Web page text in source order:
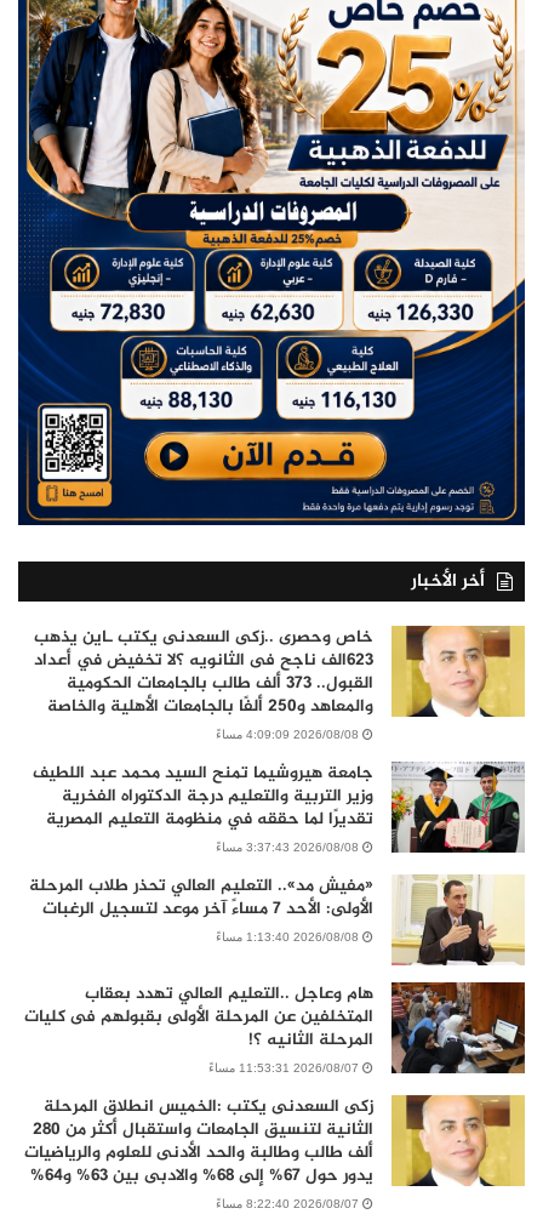
أخر الأخبار
خاص وحصرى ..زكى السعدنى يكتب ـاين يذهب
٦٢٣الف ناجح فى الثانويه ؟لا تخفيض في أعداد
القبول.. 373 ألف طالب بالجامعات الحكومية
والمعاهد و250 ألفًا بالجامعات الأهلية والخاصة
2026/08/08 4:09:09 مساءً
جامعة هيروشيما تمنح السيد محمد عبد اللطيف
وزير التربية والتعليم درجة الدكتوراه الفخرية
تقديرًا لما حققه في منظومة التعليم المصرية
2026/08/08 3:37:43 مساءً
«مفيش مد».. التعليم العالي تحذر طلاب المرحلة
الأولى: الأحد 7 مساءً آخر موعد لتسجيل الرغبات
2026/08/08 1:13:40 مساءً
هام وعاجل ..التعليم العالي تهدد بعقاب
المتخلفين عن المرحلة الأولى بقبولهم فى كليات
المرحلة الثانيه ؟!
2026/08/07 11:53:31 مساءً
زكى السعدنى يكتب :الخميس انطلاق المرحلة
الثانية لتنسيق الجامعات واستقبال أكثر من 280
ألف طالب وطالبة والحد الأدنى للعلوم والرياضيات
يدور حول 67% إلى 68% والادبى بين 63% و64%
2026/08/07 8:22:40 مساءً